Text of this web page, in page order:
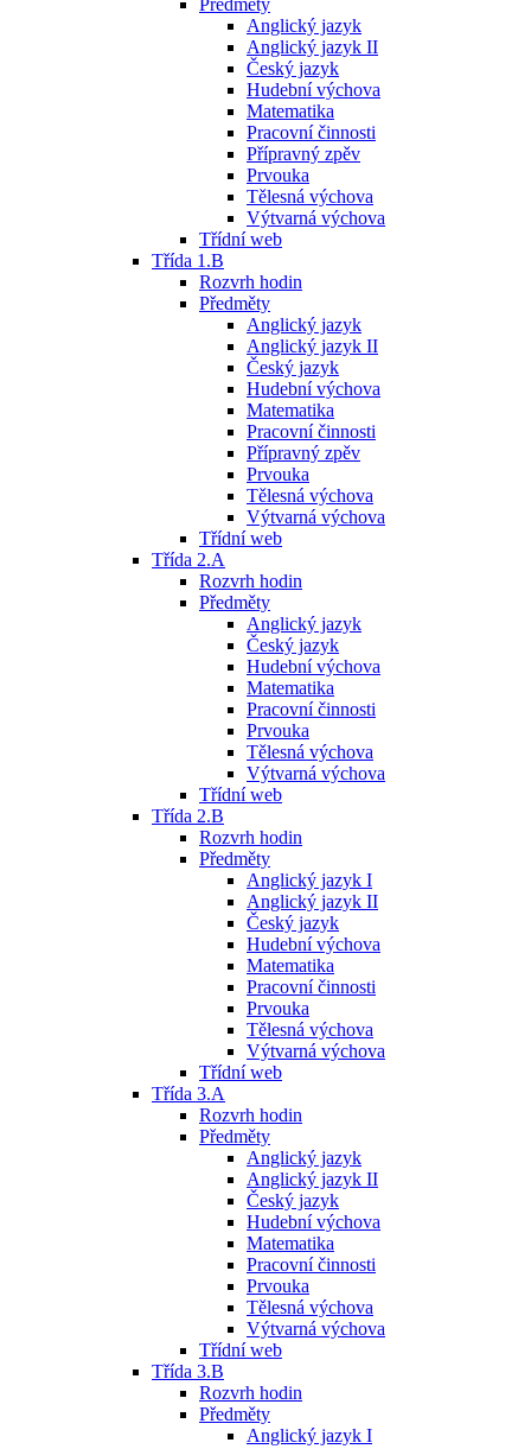
Předměty
Anglický jazyk
Anglický jazyk II
Český jazyk
Hudební výchova
Matematika
Pracovní činnosti
Přípravný zpěv
Prvouka
Tělesná výchova
Výtvarná výchova
Třídní web
Třída 1.B
Rozvrh hodin
Předměty
Anglický jazyk
Anglický jazyk II
Český jazyk
Hudební výchova
Matematika
Pracovní činnosti
Přípravný zpěv
Prvouka
Tělesná výchova
Výtvarná výchova
Třídní web
Třída 2.A
Rozvrh hodin
Předměty
Anglický jazyk
Český jazyk
Hudební výchova
Matematika
Pracovní činnosti
Prvouka
Tělesná výchova
Výtvarná výchova
Třídní web
Třída 2.B
Rozvrh hodin
Předměty
Anglický jazyk I
Anglický jazyk II
Český jazyk
Hudební výchova
Matematika
Pracovní činnosti
Prvouka
Tělesná výchova
Výtvarná výchova
Třídní web
Třída 3.A
Rozvrh hodin
Předměty
Anglický jazyk
Anglický jazyk II
Český jazyk
Hudební výchova
Matematika
Pracovní činnosti
Prvouka
Tělesná výchova
Výtvarná výchova
Třídní web
Třída 3.B
Rozvrh hodin
Předměty
Anglický jazyk I